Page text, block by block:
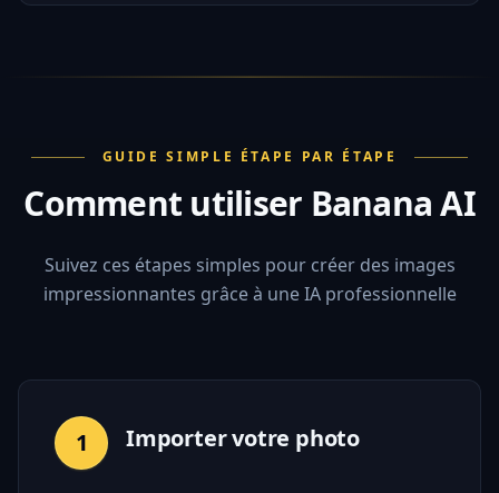
GUIDE SIMPLE ÉTAPE PAR ÉTAPE
Comment utiliser Banana AI
Suivez ces étapes simples pour créer des images
impressionnantes grâce à une IA professionnelle
1 Importer votre photo